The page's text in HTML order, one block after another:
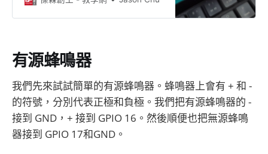
安裝，不過其實很簡單的。
有源蜂鳴器
我們先來試試簡單的有源蜂鳴器。蜂鳴器上會有 + 和 -
的符號，分別代表正極和負極。我們把有源蜂鳴器的 -
接到 GND，+ 接到 GPIO 16。然後順便也把無源蜂鳴
器接到 GPIO 17和GND。